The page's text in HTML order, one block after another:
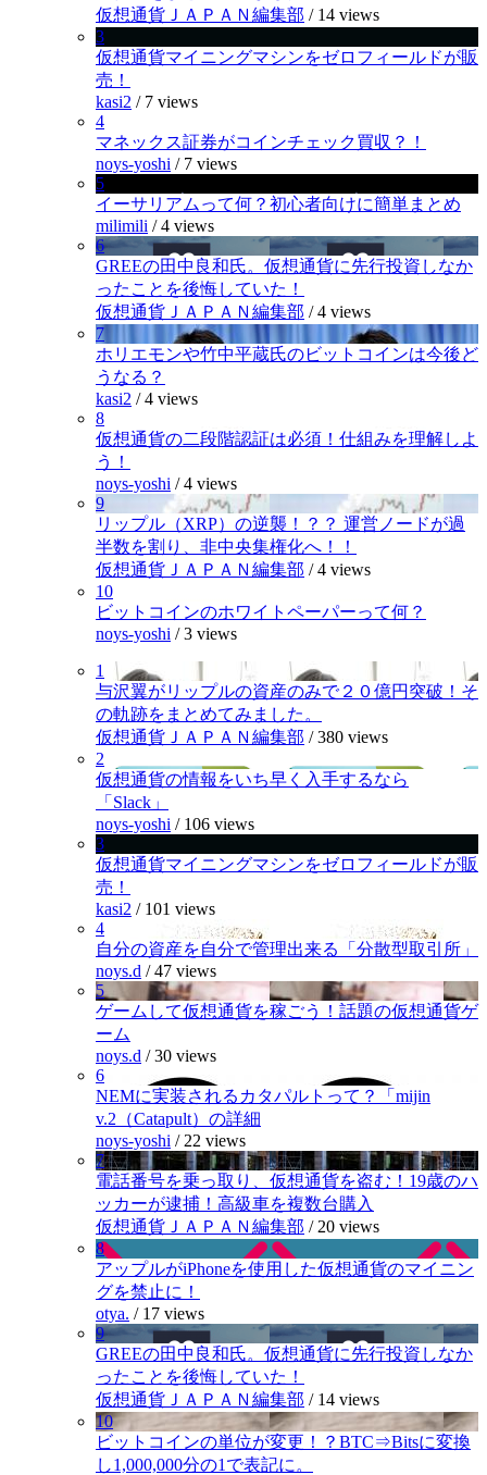
仮想通貨ＪＡＰＡＮ編集部 / 14 views
3
仮想通貨マイニングマシンをゼロフィールドが販
売！
kasi2 / 7 views
4
マネックス証券がコインチェック買収？！
noys-yoshi / 7 views
5
イーサリアムって何？初心者向けに簡単まとめ
milimili /4 views
6
GREEの田中良和氏。仮想通貨に先行投資しなか
ったことを後悔していた！
仮想通貨ＪＡＰＡＮ編集部 /4 views
7
ホリエモンや竹中平蔵氏のビットコインは今後ど
うなる？
kasi2 /4 views
8
仮想通貨の二段階認証は必須！仕組みを理解しよ
う！
noys-yoshi /4 views
9
リップル（XRP）の逆襲！？？ 運営ノードが過
半数を割り、非中央集権化へ！！
仮想通貨ＪＡＰＡＮ編集部 /4 views
10
ビットコインのホワイトペーパーって何？
noys-yoshi /3 views
1
与沢翼がリップルの資産のみで２０億円突破！そ
の軌跡をまとめてみました。
仮想通貨ＪＡＰＡＮ編集部 /380 views
2
仮想通貨の情報をいち早く入手するなら
「Slack」
noys-yoshi / 106 views
3
仮想通貨マイニングマシンをゼロフィールドが販
売！
kasi2 / 101 views
4
自分の資産を自分で管理出来る「分散型取引所」
noys.d /47 views
5
ゲームして仮想通貨を稼ごう！話題の仮想通貨ゲ
ーム
noys.d /30 views
6
NEMに実装されるカタパルトって？「mijin
v.2（Catapult）の詳細
noys-yoshi / 22 views
7
電話番号を乗っ取り、仮想通貨を盗む！19歳のハ
ッカーが逮捕！高級車を複数台購入
仮想通貨ＪＡＰＡＮ編集部 / 20 views
8
アップルがiPhoneを使用した仮想通貨のマイニン
グを禁止に！
otya. / 17 views
9
GREEの田中良和氏。仮想通貨に先行投資しなか
ったことを後悔していた！
仮想通貨ＪＡＰＡＮ編集部 / 14 views
10
ビットコインの単位が変更！？BTC⇒Bitsに変換
し1,000,000分の1で表記に。